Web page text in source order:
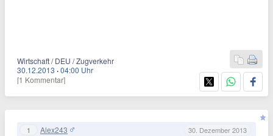
Wirtschaft / DEU / Zugverkehr
30.12.2013 ·04:00 Uhr
[1 Kommentar]
1 Alex243 30. Dezember 2013